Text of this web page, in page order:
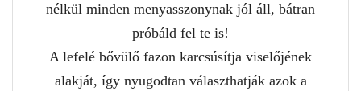
nélkül minden menyasszonynak jól áll, bátran
próbáld fel te is!
A lefelé bővülő fazon karcsúsítja viselőjének
alakját, így nyugodtan választhatják azok a